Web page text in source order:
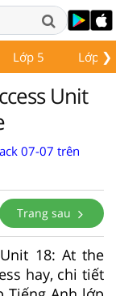
❯
Lớp 5 Lớp 6
Unit
07-07 trên
Trang sau
18: At the
hay, chi tiết